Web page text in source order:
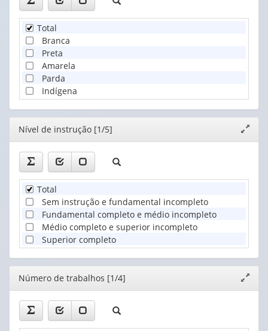
Total
Branca
Preta
Amarela
Parda
Indígena
Editor
janela
Nível de instrução [1/5]
Total
Sem instrução e fundamental incompleto
Fundamental completo e médio incompleto
Médio completo e superior incompleto
Superior completo
Editor
janela
Número de trabalhos [1/4]